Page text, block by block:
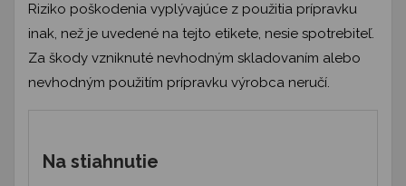
Riziko poškodenia vyplývajúce z použitia prípravku
inak, než je uvedené na tejto etikete, nesie spotrebiteľ.
Za škody vzniknuté nevhodným skladovaním alebo
nevhodným použitím prípravku výrobca neručí.
Na stiahnutie